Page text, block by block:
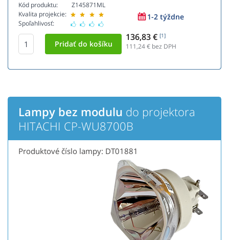
Kód produktu:
Kvalita projekcie:
Spoľahlivosť:
Z145871ML
1-2 týždne
136,83 € [1]
111,24€ bez DPH
Lampy bez modulu do projektora
HITACHI CP-WU8700B
Produktové číslo lampy: DT01881